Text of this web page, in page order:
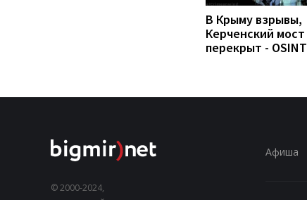
В Крыму взрывы,
Керченский мост
перекрыт - OSINT
© 2000-2024,
Афиша